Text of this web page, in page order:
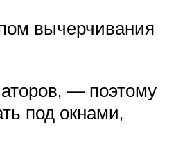
вычерчивания
— поэтому
под окнами,